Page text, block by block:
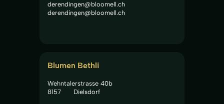
derendingen@bloomell.ch
derendingen@bloomell.ch
Blumen Bethli
Wehntalerstrasse 40b
8157
Dielsdorf